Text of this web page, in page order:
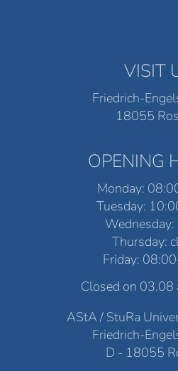
VISIT
Friedrich-
18055
OPENING
Monday:
Tuesday:
Wednesday:
Thursday:
Friday:
Closed on 03.08
AStA / StuRa
Friedrich-
D - 18055